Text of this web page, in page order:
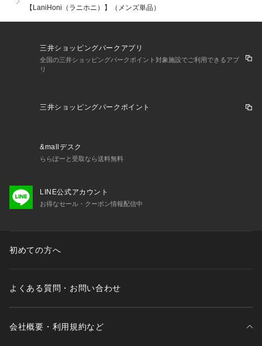
表示されている【ペアネックレス】カートにお入れください。
【LaniHoni（ラニホニ）】（メンズ単品）
三井ショッピングパークアプリ
全国の三井ショッピングパークポイント対象施設でご利用できるアプ
リ
三井ショッピングパークポイント
&mallデスク
ららぽーと受取なら送料無料
LINE公式アカウント
お得なセール・クーポン情報配信中
初めての方へ
よくある質問・お問い合わせ
会社概要・利用規約など